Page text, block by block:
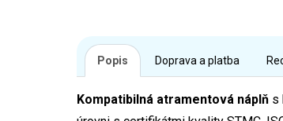
Popis Doprava a platba
Kompatibilná atramentová náplň s